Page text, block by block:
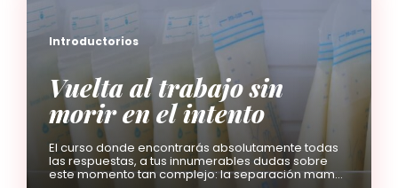
Introductorios
Vuelta al trabajo sin
morir en el intento
El curso donde encontrarás absolutamente todas
las respuestas, a tus innumerables dudas sobre
este momento tan complejo: la separación mamá